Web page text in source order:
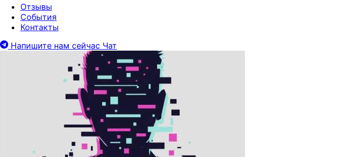
Отзывы
События
Контакты
Напишите нам сейчас Чат